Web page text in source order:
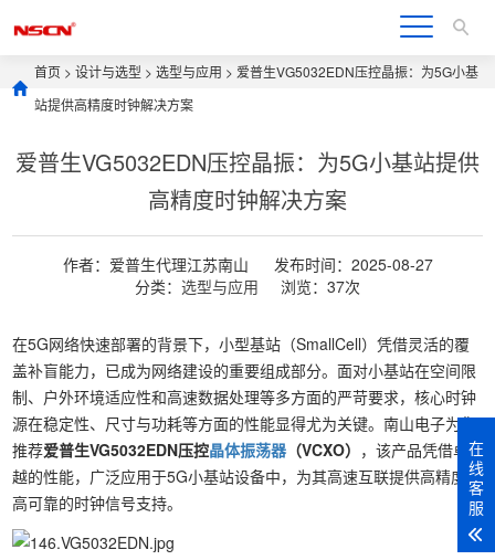
首页 >设计与选型 >选型与应用 > 爱普生VG5032EDN压控晶振：为5G小基
站提供高精度时钟解决方案
爱普生VG5032EDN压控晶振：为5G小基站提供
高精度时钟解决方案
作者：爱普生代理江苏南山
发布时间：2025-08-27
分类： 选型与应用 浏览：37次
在5G网络快速部署的背景下，小型基站（SmallCell）凭借灵活的覆
盖补盲能力，已成为网络建设的重要组成部分。面对小基站在空间限
制、户外环境适应性和高速数据处理等多方面的严苛要求，核心时钟
源在稳定性、尺寸与功耗等方面的性能显得尤为关键。南山电子为您
推荐爱普生VG5032EDN压控晶体振荡器（VCXO） ，该产品凭借卓
越的性能，广泛应用于5G小基站设备中，为其高速互联提供高精度、
高可靠的时钟信号支持。
在
线
客
服